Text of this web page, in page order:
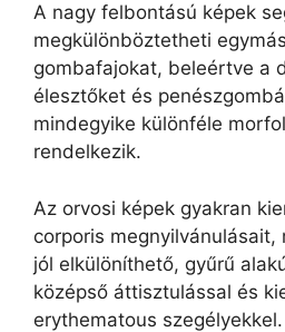
A nagy felbontású képek
megkülönböztetheti
gombafajokat, beleértve a
élesztőket és
mindegyike különféle
rendelkezik.
Az orvosi képek gyakran
corporis
jól elkülöníthető, gyűrű
középső áttisztulással és
erythematous